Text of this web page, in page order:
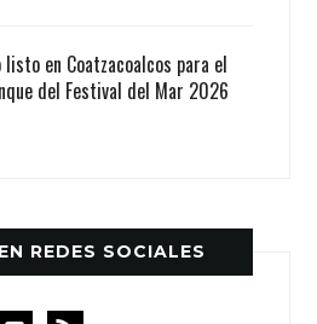
listo en Coatzacoalcos para el
del Festival del Mar 2026
REDES SOCIALES